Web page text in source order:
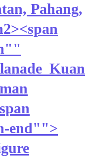
Pahang,
end"">